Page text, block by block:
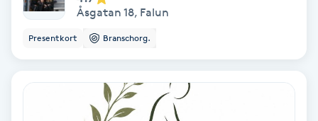
Åsgatan 18, Falun
Presentkort Branschorg.